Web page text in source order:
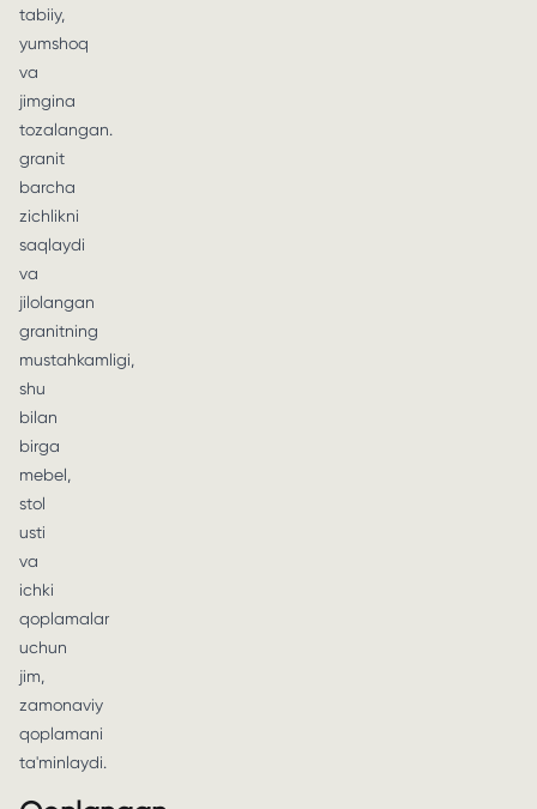
tabiiy,
yumshoq
va
jimgina
tozalangan.
granit
barcha
zichlikni
saqlaydi
va
jilolangan
granitning
mustahkamligi,
shu
bilan
birga
mebel,
stol
usti
va
ichki
qoplamalar
uchun
jim,
zamonaviy
qoplamani
ta'minlaydi.